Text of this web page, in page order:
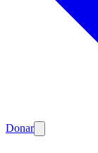
Donar